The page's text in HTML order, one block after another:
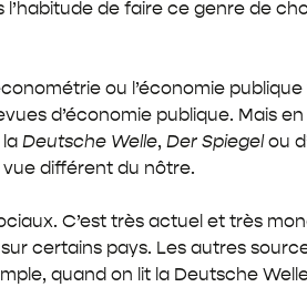
l’habitude de faire ce genre de
ou l’économie publique
d’économie publique. Mais
Deutsche Welle, Der Spiegelou
différent du nôtre.
C’est très actuel et très
certains pays. Les autres
quand on lit la Deutsche